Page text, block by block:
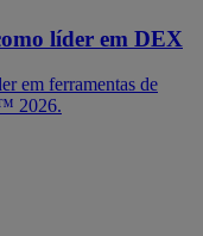
líder em DEX
em ferramentas de
2026.